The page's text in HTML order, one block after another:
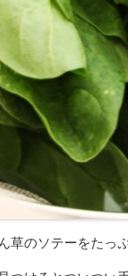
草のソテーをたっぷ